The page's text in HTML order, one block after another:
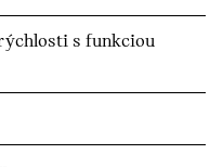
s funkciou